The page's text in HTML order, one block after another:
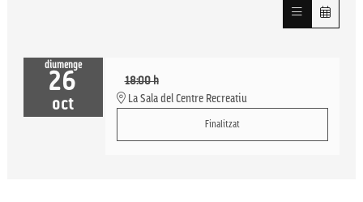
diumenge
26
oct
18:00 h
La Sala del Centre Recreatiu
Finalitzat